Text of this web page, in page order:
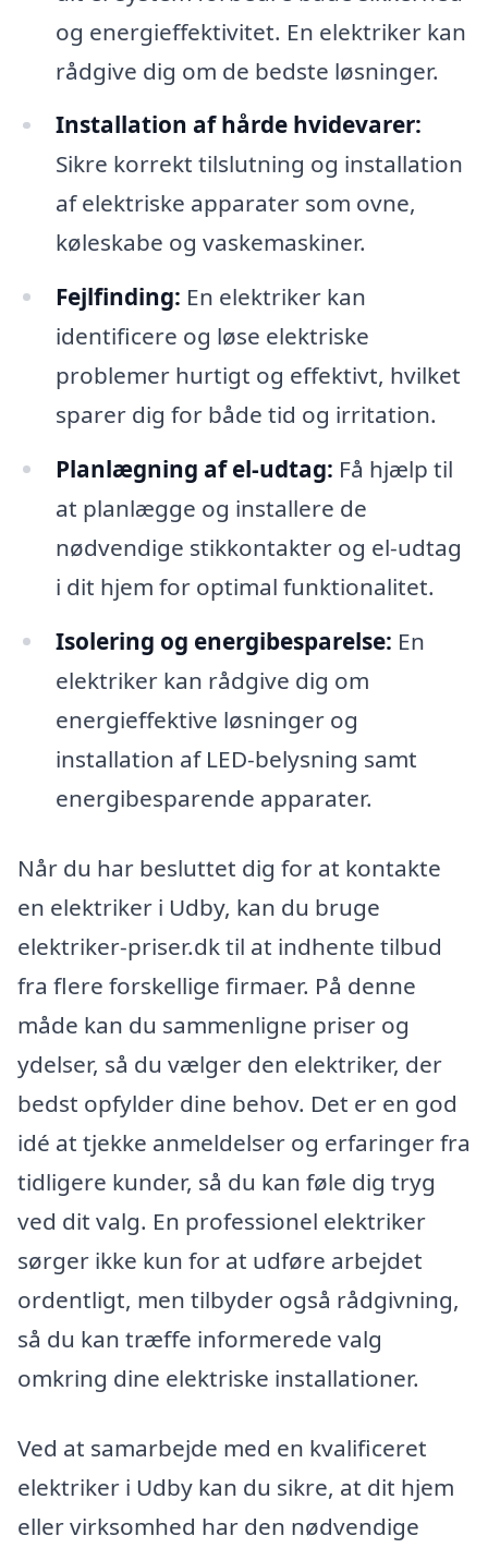
og energieffektivitet. En elektriker kan
rådgive dig om de bedste løsninger.
Installation af hårde hvidevarer:
Sikre korrekt tilslutning og installation
af elektriske apparater som ovne,
køleskabe og vaskemaskiner.
Fejlfinding: En elektriker kan
identificere og løse elektriske
problemer hurtigt og effektivt, hvilket
sparer dig for både tid og irritation.
Planlægning af el-udtag: Få hjælp til
at planlægge og installere de
nødvendige stikkontakter og el-udtag
i dit hjem for optimal funktionalitet.
Isolering og energibesparelse: En
elektriker kan rådgive dig om
energieffektive løsninger og
installation af LED-belysning samt
energibesparende apparater.
Når du har besluttet dig for at kontakte
en elektriker i Udby, kan du bruge
elektriker-priser.dk til at indhente tilbud
fra flere forskellige firmaer. På denne
måde kan du sammenligne priser og
ydelser, så du vælger den elektriker, der
bedst opfylder dine behov. Det er en god
idé at tjekke anmeldelser og erfaringer fra
tidligere kunder, så du kan føle dig tryg
ved dit valg. En professionel elektriker
sørger ikke kun for at udføre arbejdet
ordentligt, men tilbyder også rådgivning,
så du kan træffe informerede valg
omkring dine elektriske installationer.
Ved at samarbejde med en kvalificeret
elektriker i Udby kan du sikre, at dit hjem
eller virksomhed har den nødvendige